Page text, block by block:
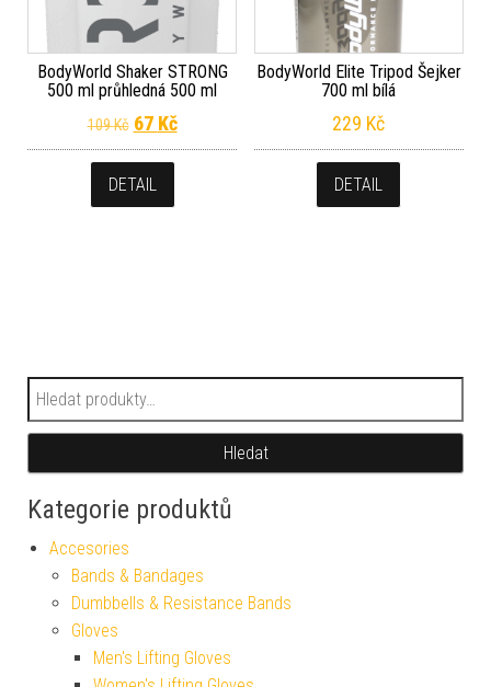
BodyWorld Shaker STRONG
500 ml průhledná 500 ml
109Kč Původní cena byla: 109 Kč.
67 KčAktuální cena je: 67 Kč.
DETAIL
BodyWorld Elite Tripod Šejker
700 ml bílá
229 Kč
DETAIL
Hledat:
Hledat
Kategorie produktů
Accesories
Bands & Bandages
Dumbbells & Resistance Bands
Gloves
Men's Lifting Gloves